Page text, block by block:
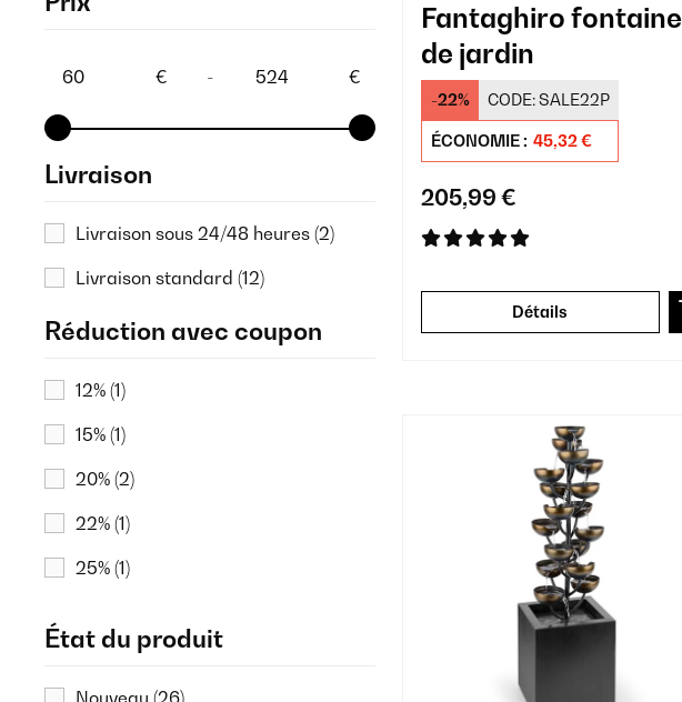
€ - €
Livraison
Livraison sous 24/48 heures (2)
Livraison standard (12)
Réduction avec coupon
12% (1)
15% (1)
20% (2)
22% (1)
25% (1)
État du produit
Nouveau (26)
Fantaghiro fontaine
de jardin
-22% CODE:SALE22P
ÉCONOMIE : 45,32 €
205,99 €
Détails